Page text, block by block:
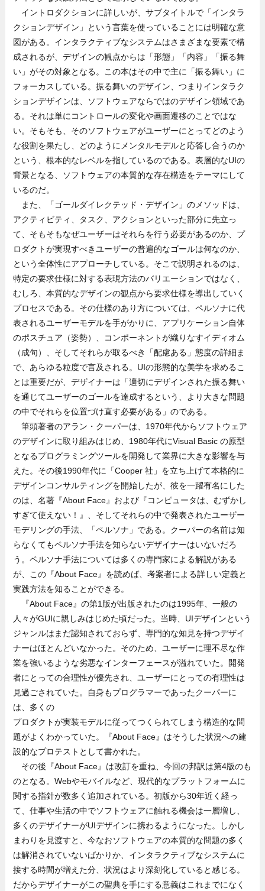
イントロダクションに詳しいが、サブタイトルで「インタラ
クションデザイン」という言葉を使っていることには明確な意
図がある。インタラクティブなシステムはさまざまな要素で構
成されるが、デザインの観点からは「形態」「内容」「振る舞
い」がその対象となる。この本はその中で主に「振る舞い」に
フォーカスしている。振る舞いのデザイン、つまりインタラク
ションデザインは、ソフトウェアならではのデザイン領域であ
る。それは単にコントロールの変化や画面遷移のことではな
い。そもそも、そのソフトウェアがユーザーにとってどのよう
な役割を果たし、どのようにメンタルモデルと応答し合うのか
という、根本的なレベルを指しているのである。表層的なUIの
背景となる、ソフトウェアの本質的な存在構造をテーマにして
いるのだ。
また、「ゴールダイレクテッド・デザイン」のメソッドは、
アクティビティ、タスク、アクションといった部分に先立っ
て、そもそもなぜユーザーはそれらを行う必要があるのか、プ
ロダクトが実現すべきユーザーの普遍的なゴールは何なのか、
という全体性にアプローチしている。そこで説明されるのは、
特定の要求仕様に対する表現方法のバリエーションではなく、
むしろ、本質的なデザインの観点から要求仕様を導出していく
プロセスである。その仕様のあり方については、ペルソナに代
表されるユーザーモデルを手がかりに、アプリケーション自体
のポスチュア（姿勢）、コンポーネントが織りなすイディオム
（成句）、そしてそれらが取るべき「配慮ある」態度の詳細ま
で、あらゆる粒度で言及される。UIの形態的な美学を求めるこ
とは重要だが、デザイナーは「適切にデザインされた振る舞い
を通じてユーザーのゴールを達成するという、より大きな問題
の中でそれらを位置づけ直す必要がある」のである。
筆頭著者のアラン・クーパーは、1970年代からソフトウェア
のデザインに取り組みはじめ、1980年代にVisual Basic の原型
となるプログラミングツールを開発して業界に大きな影響を与
えた。その後1990年代に「Cooper 社」を立ち上げて本格的に
デザインコンサルティングを開始したが、彼を一躍有名にした
のは、名著『About Face』および『コンピュータは、むずかし
すぎて使えない！』、そしてそれらの中で発表されたユーザー
モデリングの手法、「ペルソナ」である。クーパーの名前は知
らなくてもペルソナ手法を知らないデザイナーはいないだろ
う。ペルソナ手法については多くの専門家による解説がある
が、この『About Face』を読めば、考案者による詳しい定義と
実践方法を知ることができる。
『About Face』の第1版が出版されたのは1995年、一般の
人々がGUIに親しみはじめた頃だった。当時、UIデザインという
ジャンルはまだ認知されておらず、専門的な知見を持つデザイ
ナーはほとんどいなかった。そのため、ユーザーに理不尽な作
業を強いるような劣悪なインターフェースが溢れていた。開発
者にとっての合理性が優先され、ユーザーにとっての有理性は
見過ごされていた。自身もプログラマーであったクーパーに
は、多くの
プロダクトが実装モデルに従ってつくられてしまう構造的な問
題がよくわかっていた。『About Face』はそうした状況への建
設的なプロテストとして書かれた。
その後『About Face』は改訂を重ね、今回の邦訳は第4版のも
のとなる。Webやモバイルなど、現代的なプラットフォームに
関する指針が数多く追加されている。初版から30年近く経っ
て、仕事や生活の中でソフトウェアに触れる機会は一層増し、
多くのデザイナーがUIデザインに携わるようになった。しかし
まわりを見渡すと、今なおソフトウェアの本質的な問題の多く
は解消されていないばかりか、インタラクティブなシステムに
接する時間が増えた分、状況はより深刻化していると感じる。
だからデザイナーがこの聖典を手にする意義はこれまでになく